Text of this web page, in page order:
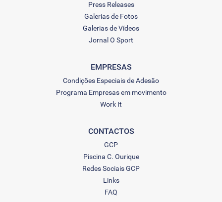
Press Releases
Galerias de Fotos
Galerias de Vídeos
Jornal O Sport
EMPRESAS
Condições Especiais de Adesão
Programa Empresas em movimento
Work It
CONTACTOS
GCP
Piscina C. Ourique
Redes Sociais GCP
Links
FAQ